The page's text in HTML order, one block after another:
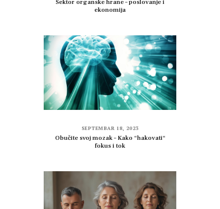
Sektor organske hrane – poslovanje i
ekonomija
SEPTEMBAR 18, 2023
Obučite svoj mozak – Kako “hakovati“
fokus i tok